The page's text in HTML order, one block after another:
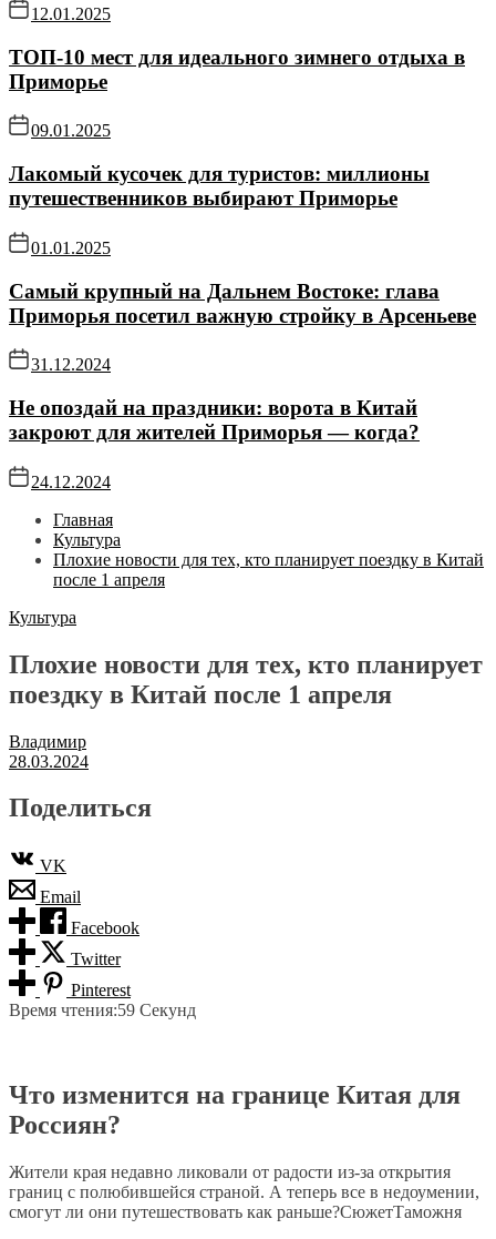
12.01.2025
ТОП-10 мест для идеального зимнего отдыха в
Приморье
09.01.2025
Лакомый кусочек для туристов: миллионы
путешественников выбирают Приморье
01.01.2025
Самый крупный на Дальнем Востоке: глава
Приморья посетил важную стройку в Арсеньеве
31.12.2024
Не опоздай на праздники: ворота в Китай
закроют для жителей Приморья — когда?
24.12.2024
Главная
Культура
Плохие новости для тех, кто планирует поездку в Китай
после 1 апреля
Культура
Плохие новости для тех, кто планирует
поездку в Китай после 1 апреля
Владимир
28.03.2024
Поделиться
VK
Email
Facebook
Twitter
Pinterest
Время чтения:59 Секунд
Что изменится на границе Китая для
Россиян?
Жители края недавно ликовали от радости из-за открытия
границ с полюбившейся страной. А теперь все в недоумении,
смогут ли они путешествовать как раньше?СюжетТаможня